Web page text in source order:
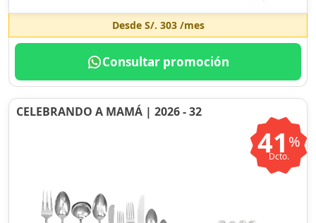
Desde S/. 303/mes
Consultar promoción
CELEBRANDO A MAMÁ | 2026 - 32
41 %
Dcto.